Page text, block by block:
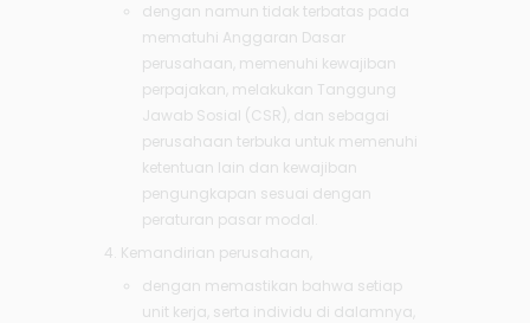
dengan namun tidak terbatas pada
mematuhi Anggaran Dasar
perusahaan, memenuhi kewajiban
perpajakan, melakukan Tanggung
Jawab Sosial (CSR), dan sebagai
perusahaan terbuka untuk memenuhi
ketentuan lain dan kewajiban
pengungkapan sesuai dengan
peraturan pasar modal.
Kemandirian perusahaan,
dengan memastikan bahwa setiap
unit kerja, serta individu di dalamnya,